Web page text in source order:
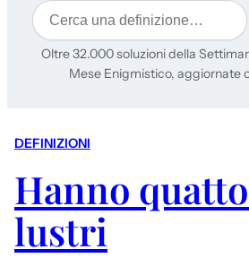
Cerca
Oltre 32.000 soluzioni della
Mese Enigmistico, aggiornate
DEFINIZIONI
Hanno
lustri